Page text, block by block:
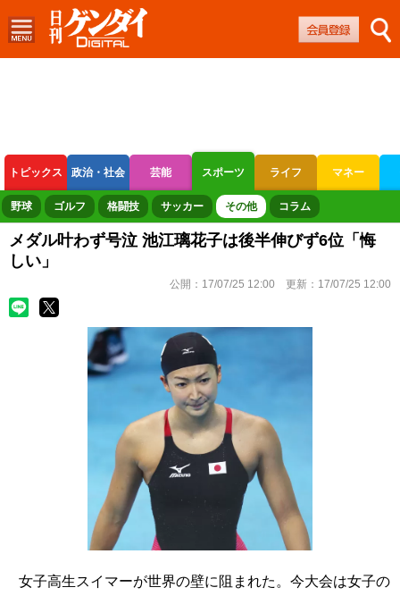
トピックス 政治・社会 芸能 スポーツ ライフ マネー
ボートレース 競輪 オートレース
野球 ゴルフ 格闘技 サッカー その他 コラム
メダル叶わず号泣 池江璃花子は後半伸びず6位「悔
しい」
公開： 17/07/25 12:00 更新： 17/07/25 12:00
女子高生スイマーが世界の壁に阻まれた。今大会は女子の